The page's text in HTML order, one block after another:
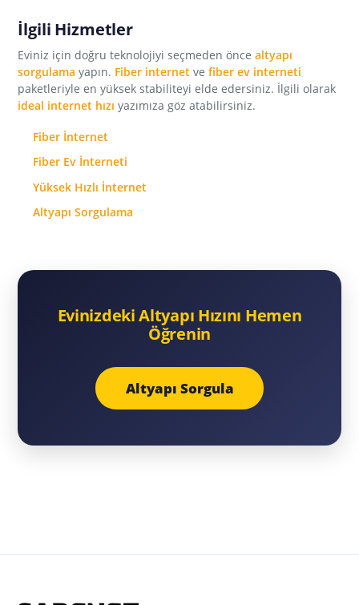
İlgili Hizmetler
Eviniz için doğru teknolojiyi seçmeden öncealtyapı
sorgulama yapın. Fiber internet vefiber ev interneti
paketleriyle en yüksek stabiliteyi elde edersiniz. İlgili olarak
ideal internet hızı yazımıza göz atabilirsiniz.
Fiber İnternet
Fiber Ev İnterneti
Yüksek Hızlı İnternet
Altyapı Sorgulama
Evinizdeki Altyapı Hızını Hemen
Öğrenin
Altyapı Sorgula